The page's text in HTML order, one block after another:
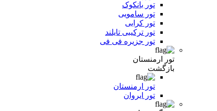
تور بانکوک
تور سامویی
تور کرابی
تور ترکیبی تایلند
تور جزیره فی فی
تور ارمنستان
بازگشت
تور ارمنستان
تور ایروان